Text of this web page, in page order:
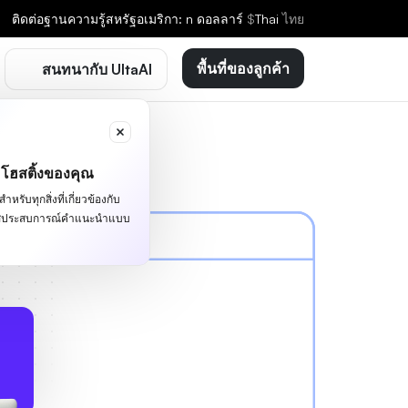
ติดต่อฐานความรู้สหรัฐอเมริกา: n ดอลลาร์ $Thaiไทย
สนทนากับ UltaAI
ฮสติ้งของคุณ
หรับทุกสิ่งที่เกี่ยวข้องกับ
ประสบการณ์คำแนะนำแบบ
พื้นที่ของลูกค้า